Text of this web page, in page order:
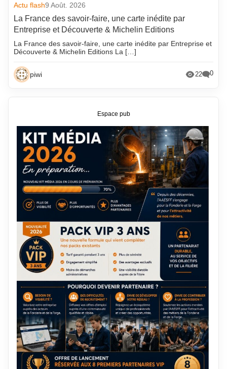
Actu flash9 Août. 2026
La France des savoir-faire, une carte inédite par
Entreprise et Découverte & Michelin Editions
La France des savoir-faire, une carte inédite par Entreprise et
Découverte & Michelin Editions La […]
piwi 22 0
Espace pub